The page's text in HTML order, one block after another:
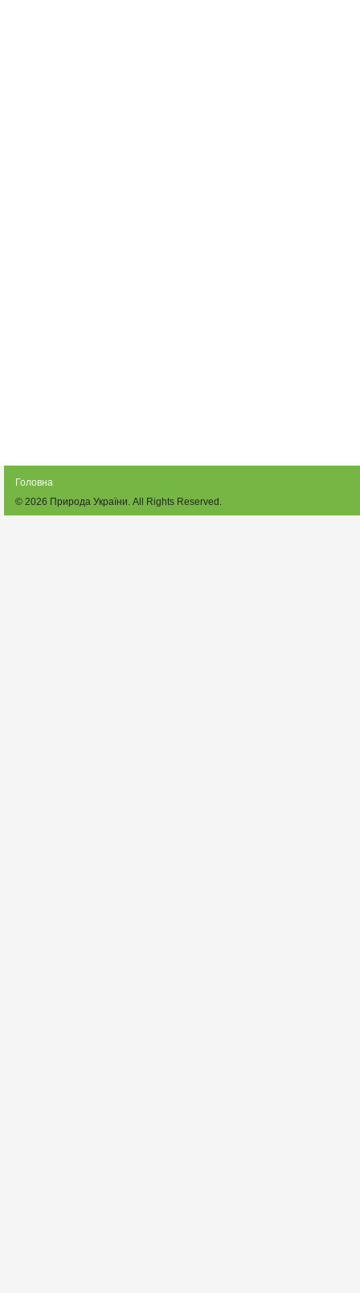
Головна
© 2026 Природа України. All Rights Reserved.